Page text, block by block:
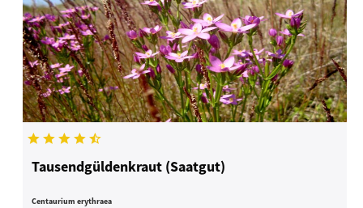
Tausendgüldenkraut (Saatgut)
Centaurium erythraea